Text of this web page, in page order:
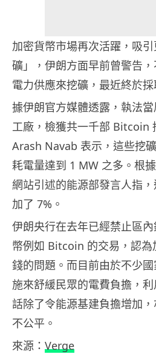
加密貨幣市場再次活躍，吸
礦」，伊朗方面早前曾警告
電力供應來挖礦，最近終於
據伊朗官方媒體透露，執法
工廠，檢獲共一千部 Bitcoin
Arash Navab 表示，這些挖
耗電量達到 1 MW 之多。根
網站引述的能源部發言人指
加了 7%。
伊朗央行在去年已經禁止區
幣例如 Bitcoin 的交易，認為
錢的問題。而目前由於不少
施來舒緩民眾的電費負擔，
話除了令能源基建負擔增加
不公平。
來源： Verge